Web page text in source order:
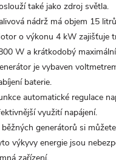
také jako zdroj světla.
nádrž má objem 15
o výkonu 4 kW zajišťuje
W a krátkodobý
je vybaven
baterie.
automatické regulace
využití napájení.
běžných generátorů si
výkyvy energie jsou